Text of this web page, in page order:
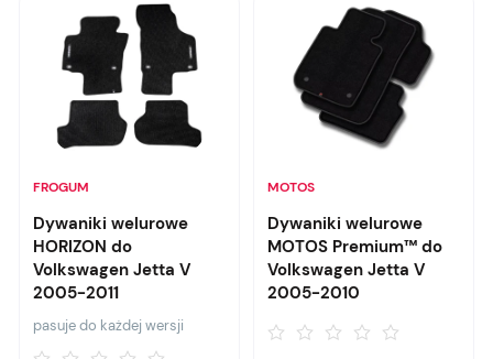
FROGUM
Dywaniki welurowe
HORIZON do
Volkswagen Jetta V
2005-2011
pasuje do każdej wersji
MOTOS
Dywaniki welurowe
MOTOS Premium™ do
Volkswagen Jetta V
2005-2010